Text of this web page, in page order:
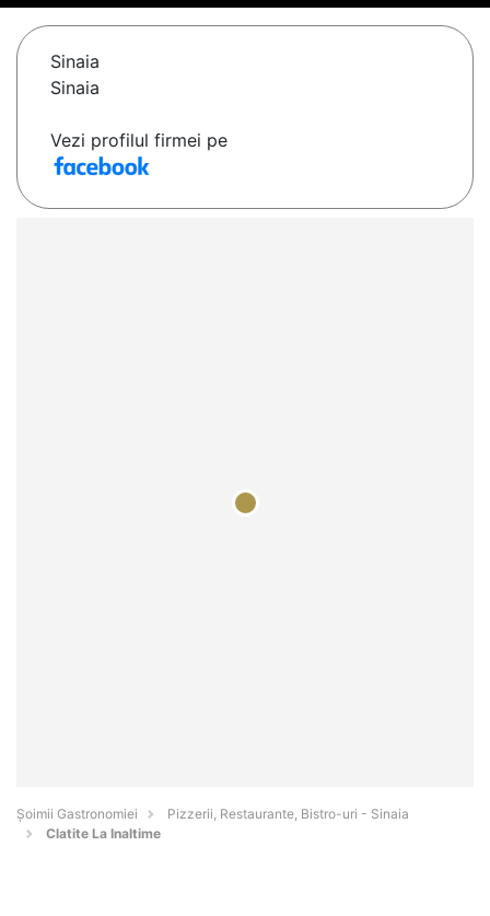
Sinaia
Sinaia
Vezi profilul firmei pe
Șoimii Gastronomiei
Pizzerii, Restaurante, Bistro-uri - Sinaia
Clatite La Inaltime